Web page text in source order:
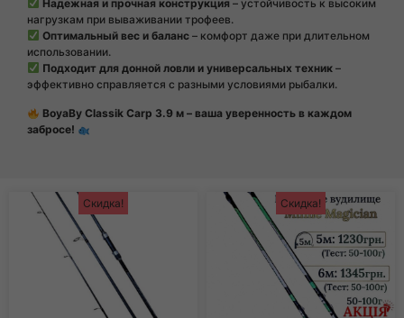
Надежная и прочная конструкция – устойчивость к высоким
нагрузкам при вываживании трофеев.
Оптимальный вес и баланс– комфорт даже при длительном
использовании.
Подходит для донной ловли и универсальных техник–
эффективно справляется с разными условиями рыбалки.
BoyaBy Classik Carp 3.9 м – ваша уверенность в каждом
забросе!
Скидка! Скидка!